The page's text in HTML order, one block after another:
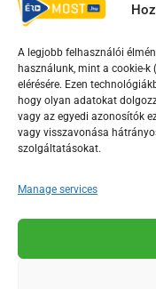
A legjobb felhasználói
használunk, mint a cookie-
elérésére. Ezen
hogy olyan adatokat
vagy az egyedi azonosítók
vagy visszavonása
szolgáltatásokat.
Manage services
Irányelvek
F
a
c
e
o
o
-
Y
o
u
t
b
e
s
T
i
k
Az Érd Média
Médiatanács a